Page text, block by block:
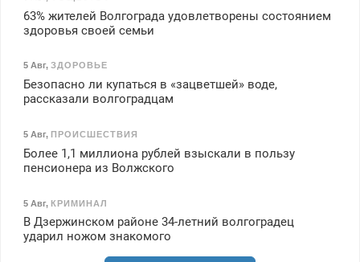
63% жителей Волгограда удовлетворены состоянием
здоровья своей семьи
5 Авг, ЗДОРОВЬЕ
Безопасно ли купаться в «зацветшей» воде,
рассказали волгоградцам
5 Авг, ПРОИСШЕСТВИЯ
Более 1,1 миллиона рублей взыскали в пользу
пенсионера из Волжского
5 Авг, КРИМИНАЛ
В Дзержинском районе 34-летний волгоградец
ударил ножом знакомого